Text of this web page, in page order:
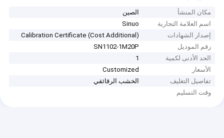
مكان المنشأ
الصين
اسم العلامة التجارية
Sinuo
إصدار الشهادات
Calibration Certificate (Cost Additional)
رقم الموديل
SN1102-1M20P
الحد الأدنى لكمية
1
الأسعار
Customized
تفاصيل التغليف
الخشب الرقائقي
وقت التسليم